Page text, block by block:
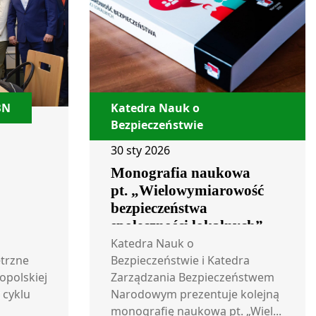
Katedra Nauk o
Bezpieczeństwie
30 sty 2026
Monografia naukowa
pt. „Wielowymiarowość
bezpieczeństwa
społeczności lokalnych”
Katedra Nauk o
Bezpieczeństwie i Katedra
Zarządzania Bezpieczeństwem
Narodowym prezentuje kolejną
monografię naukową pt. „Wiel...